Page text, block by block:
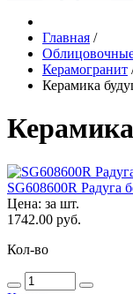
Главная /
Керамогранит
Керамика
SG608600R Радуга
Цена: за шт.
1742.00 руб.
Кол-во